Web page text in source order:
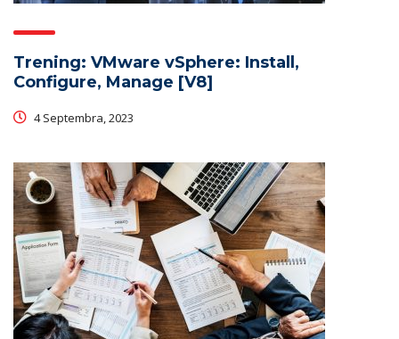
Trening: VMware vSphere: Install,
Configure, Manage [V8]
4 Septembra, 2023